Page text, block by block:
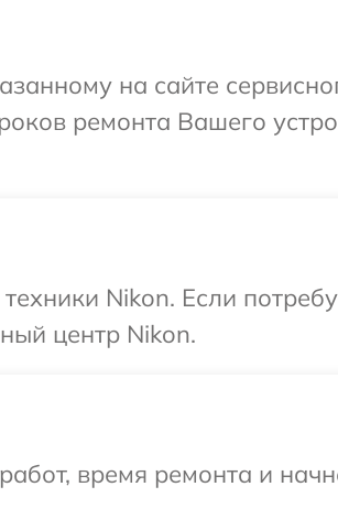
на сайте
ремонта Вашего
Nikon. Если
центр Nikon.
время ремонта и